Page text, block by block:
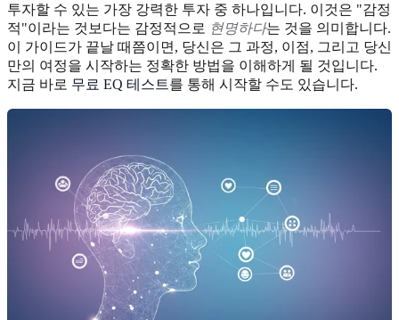
투자할 수 있는 가장 강력한 투자 중 하나입니다. 이것은 "감정
적"이라는 것보다는 감정적으로 현명하다는 것을 의미합니다.
이 가이드가 끝날 때쯤이면, 당신은 그 과정, 이점, 그리고 당신
만의 여정을 시작하는 정확한 방법을 이해하게 될 것입니다.
지금 바로 무료 EQ 테스트를 통해 시작할 수도 있습니다.